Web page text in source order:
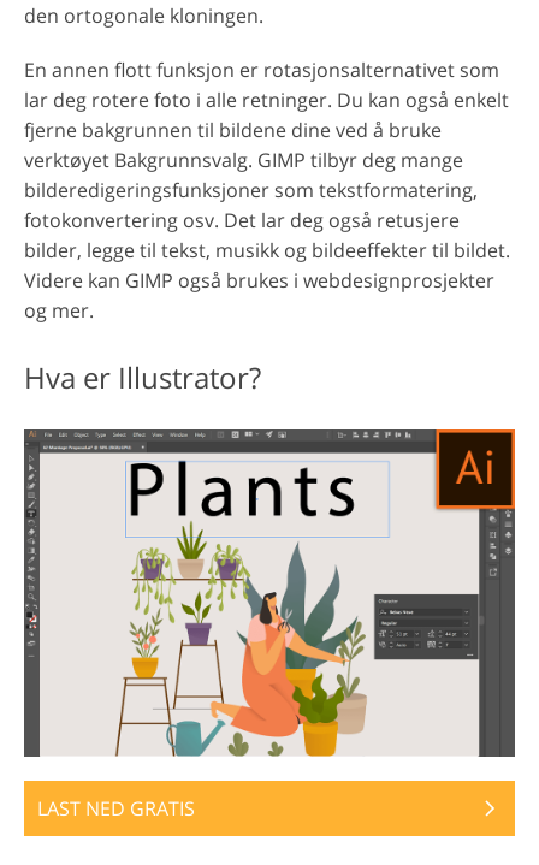
den ortogonale kloningen.
En annen flott funksjon er rotasjonsalternativet som
lar deg rotere foto i alle retninger. Du kan også enkelt
fjerne bakgrunnen til bildene dine ved å bruke
verktøyet Bakgrunnsvalg. GIMP tilbyr deg mange
bilderedigeringsfunksjoner som tekstformatering,
fotokonvertering osv. Det lar deg også retusjere
bilder, legge til tekst, musikk og bildeeffekter til bildet.
Videre kan GIMP også brukes i webdesignprosjekter
og mer.
Hva er Illustrator?
LAST NED GRATIS